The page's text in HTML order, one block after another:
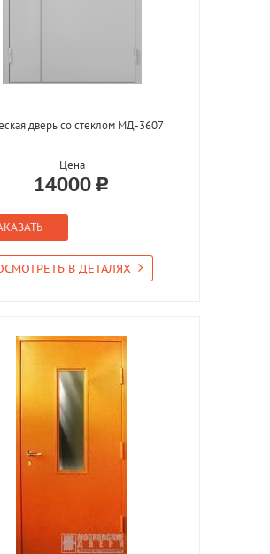
дверь со стеклом МД-3607
Цена
14000
В ДЕТАЛЯХ